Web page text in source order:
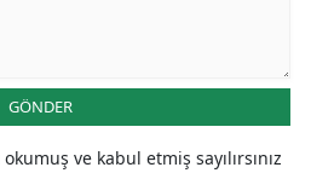
GÖNDER
okumuş ve kabul etmiş sayılırsınız